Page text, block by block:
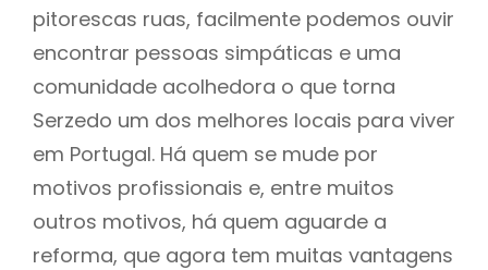
pitorescas ruas, facilmente podemos ouvir
encontrar pessoas simpáticas e uma
comunidade acolhedora o que torna
Serzedo um dos melhores locais para viver
em Portugal. Há quem se mude por
motivos profissionais e, entre muitos
outros motivos, há quem aguarde a
reforma, que agora tem muitas vantagens